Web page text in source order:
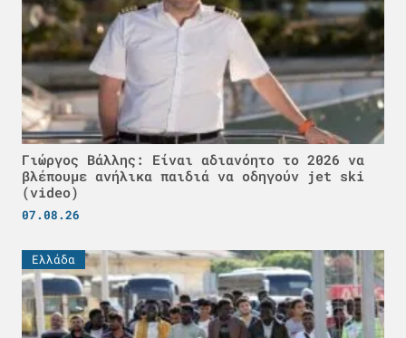
Γιώργος Βάλλης: Είναι αδιανόητο το 2026 να
βλέπουμε ανήλικα παιδιά να οδηγούν jet ski
(video)
07.08.26
Ελλάδα